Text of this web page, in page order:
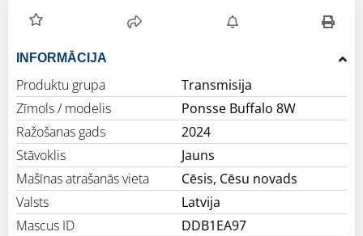
INFORMĀCIJA
Produktu grupa
Transmisija
Zīmols / modelis
Ponsse Buffalo 8W
Ražošanas gads
2024
Stāvoklis
Jauns
Mašīnas atrašanās vieta
Cēsis, Cēsu novads
Valsts
Latvija
Mascus ID
DDB1EA97